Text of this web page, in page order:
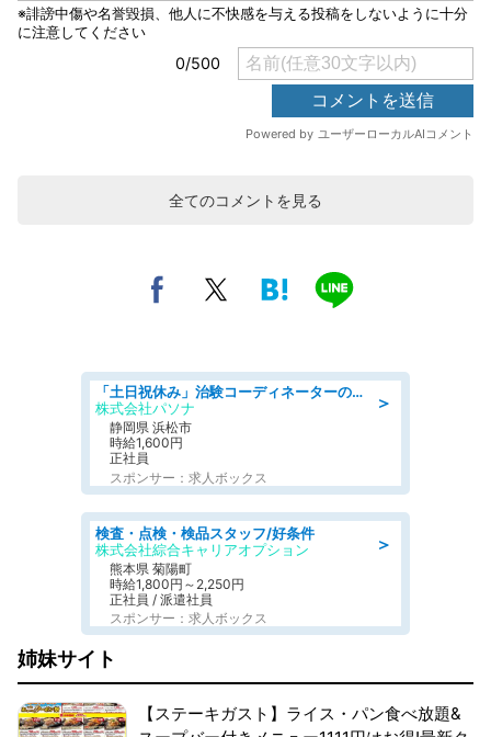
全てのコメントを見る
＞
「土日祝休み」治験コーディネーターのお仕事/未経験OK
株式会社パソナ
静岡県 浜松市
時給1,600円
正社員
スポンサー：求人ボックス
＞
検査・点検・検品スタッフ/好条件
株式会社綜合キャリアオプション
熊本県 菊陽町
時給1,800円～2,250円
正社員 / 派遣社員
スポンサー：求人ボックス
姉妹サイト
【ステーキガスト】ライス・パン食べ放題&